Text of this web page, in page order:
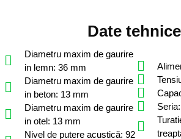
Date
Diametru maxim de gaurire
in lemn: 36 mm
Diametru maxim de gaurire
in beton: 13 mm
Diametru maxim de gaurire
in otel: 13 mm
Nivel de putere acustică: 92